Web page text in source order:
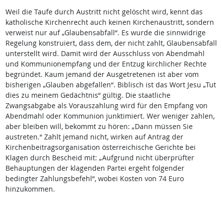
Weil die Taufe durch Austritt nicht gelöscht wird, kennt das
katholische Kirchenrecht auch keinen Kirchenaustritt, sondern
verweist nur auf „Glaubensabfall“. Es wurde die sinnwidrige
Regelung konstruiert, dass dem, der nicht zahlt, Glaubensabfall
unterstellt wird. Damit wird der Ausschluss von Abendmahl
und Kommunionempfang und der Entzug kirchlicher Rechte
begründet. Kaum jemand der Ausgetretenen ist aber vom
bisherigen „Glauben abgefallen“. Biblisch ist das Wort Jesu „Tut
dies zu meinem Gedächtnis“ gültig. Die staatliche
Zwangsabgabe als Vorauszahlung wird für den Empfang von
Abendmahl oder Kommunion junktimiert. Wer weniger zahlen,
aber bleiben will, bekommt zu hören: „Dann müssen Sie
austreten.“ Zahlt jemand nicht, wirken auf Antrag der
Kirchenbeitragsorganisation österreichische Gerichte bei
Klagen durch Bescheid mit: „Aufgrund nicht überprüfter
Behauptungen der klagenden Partei ergeht folgender
bedingter Zahlungsbefehl“, wobei Kosten von 74 Euro
hinzukommen.